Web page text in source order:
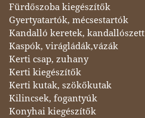
Fürdőszoba kiegészítők
Gyertyatartók, mécsestartók
Kandalló keretek, kandallószett
Kaspók, virágládák,vázák
Kerti csap, zuhany
Kerti kiegészítők
Kerti kutak, szökőkutak
Kilincsek, fogantyúk
Konyhai kiegészítők